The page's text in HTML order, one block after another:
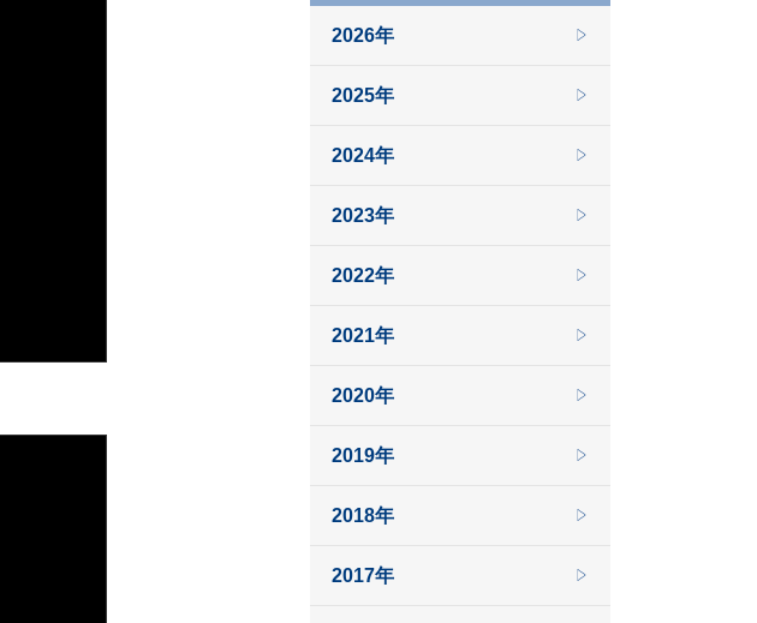
2026年
2025年
2024年
2023年
2022年
2021年
2020年
2019年
2018年
2017年